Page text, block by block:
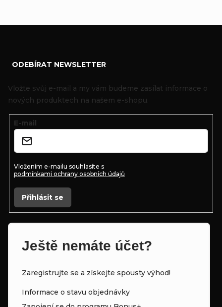
ODEBÍRAT NEWSLETTER
Vložte svůj e-mail a my vám budeme zasílat informace o
nových produktech na našem e-shopu.
E-mail
Vložením e-mailu souhlasíte s
podmínkami ochrany osobních údajů
Přihlásit se
Ještě nemáte účet?
Zaregistrujte se a získejte spousty výhod!
Informace o stavu objednávky